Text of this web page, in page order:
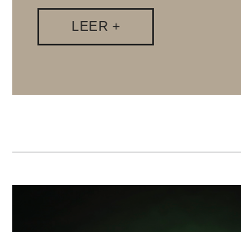
LEER +